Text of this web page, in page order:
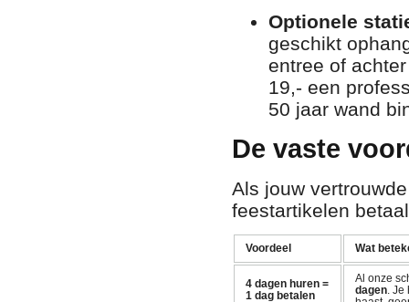
Optionele
geschikt
entree of
19,- een
50 jaar wand
De vaste
Als jouw
feestartikelen
Voordeel Wat
4 dagen huren =
1 dag betalen
Al onze
dagen. Je